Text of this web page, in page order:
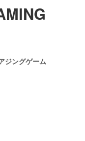
ジングゲーム